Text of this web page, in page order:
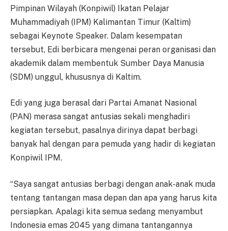
Pimpinan Wilayah (Konpiwil) Ikatan Pelajar
Muhammadiyah (IPM) Kalimantan Timur (Kaltim)
sebagai Keynote Speaker. Dalam kesempatan
tersebut, Edi berbicara mengenai peran organisasi dan
akademik dalam membentuk Sumber Daya Manusia
(SDM) unggul, khususnya di Kaltim.
Edi yang juga berasal dari Partai Amanat Nasional
(PAN) merasa sangat antusias sekali menghadiri
kegiatan tersebut, pasalnya dirinya dapat berbagi
banyak hal dengan para pemuda yang hadir di kegiatan
Konpiwil IPM.
“Saya sangat antusias berbagi dengan anak-anak muda
tentang tantangan masa depan dan apa yang harus kita
persiapkan. Apalagi kita semua sedang menyambut
Indonesia emas 2045 yang dimana tantangannya